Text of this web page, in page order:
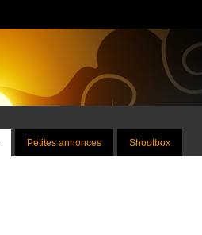
Petites annonces Shoutbox